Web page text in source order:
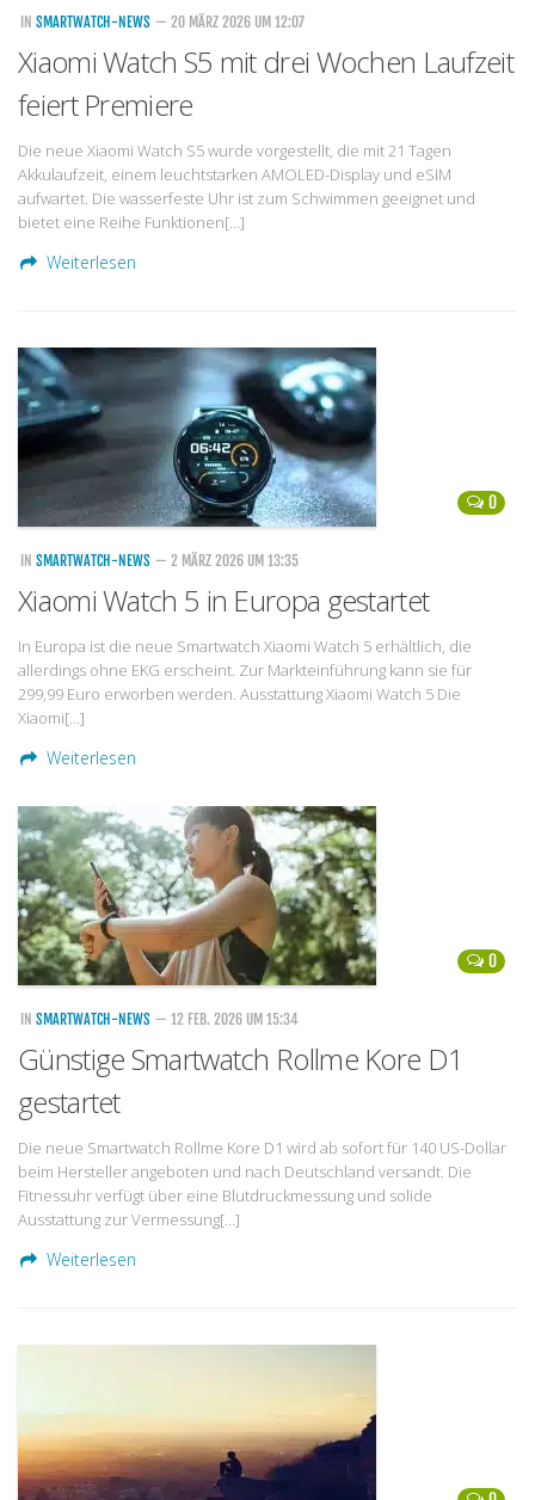
IN SMARTWATCH-NEWS — 20 MÄRZ 2026 UM 12:07
Xiaomi Watch S5 mit drei Wochen Laufzeit
feiert Premiere
Die neue Xiaomi Watch S5 wurde vorgestellt, die mit 21 Tagen
Akkulaufzeit, einem leuchtstarken AMOLED-Display und eSIM
aufwartet. Die wasserfeste Uhr ist zum Schwimmen geeignet und
bietet eine Reihe Funktionen[…]
Weiterlesen
0
IN SMARTWATCH-NEWS — 2 MÄRZ 2026 UM 13:35
Xiaomi Watch 5 in Europa gestartet
In Europa ist die neue Smartwatch Xiaomi Watch 5 erhältlich, die
allerdings ohne EKG erscheint. Zur Markteinführung kann sie für
299,99 Euro erworben werden. Ausstattung Xiaomi Watch 5 Die
Xiaomi[…]
Weiterlesen
0
IN SMARTWATCH-NEWS — 12 FEB. 2026 UM 15:34
Günstige Smartwatch Rollme Kore D1
gestartet
Die neue Smartwatch Rollme Kore D1 wird ab sofort für 140 US-Dollar
beim Hersteller angeboten und nach Deutschland versandt. Die
Fitnessuhr verfügt über eine Blutdruckmessung und solide
Ausstattung zur Vermessung[…]
Weiterlesen